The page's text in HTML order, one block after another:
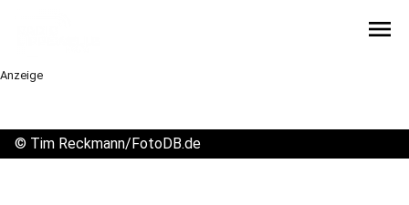
menu
Anzeige
© Tim Reckmann/FotoDB.de